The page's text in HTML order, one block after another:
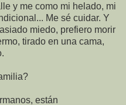
y me como mi helado, mi
Me sé cuidar. Y
miedo, prefiero morir
tirado en una cama,
están